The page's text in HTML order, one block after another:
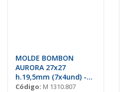
MOLDE BOMBON
AURORA 27x27
h.19,5mm (7x4und) -
10,5gr
Código: M 1310.807